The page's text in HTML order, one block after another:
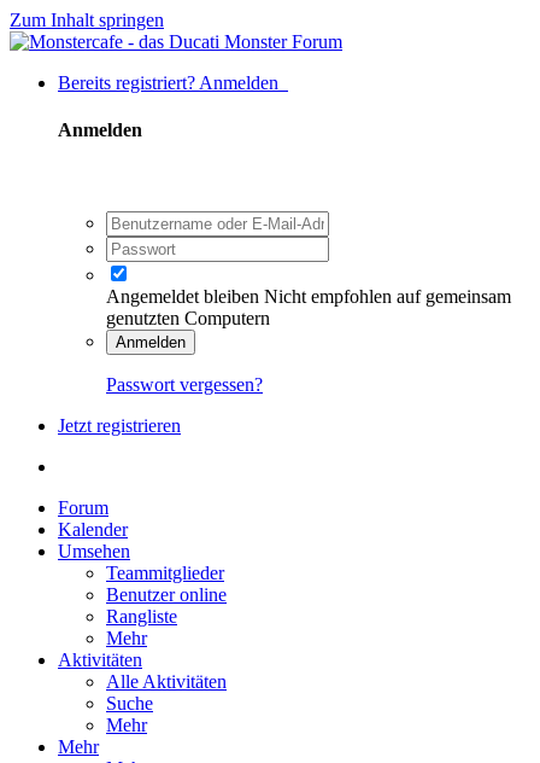
Zum Inhalt springen
Bereits registriert? Anmelden
Anmelden
Angemeldet bleiben Nicht empfohlen auf gemeinsam
genutzten Computern
Anmelden
Passwort vergessen?
Jetzt registrieren
Forum
Kalender
Umsehen
Teammitglieder
Benutzer online
Rangliste
Mehr
Aktivitäten
Alle Aktivitäten
Suche
Mehr
Mehr